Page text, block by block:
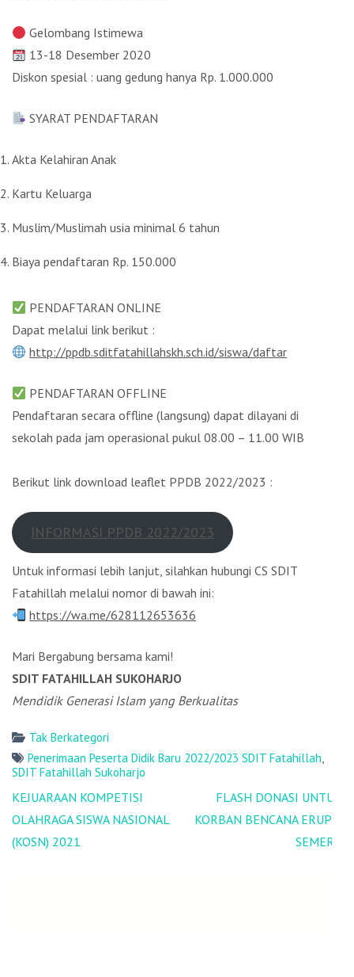
Gelombang Istimewa
13-18 Desember 2020
Diskon spesial : uang gedung hanya Rp. 1.000.000
SYARAT PENDAFTARAN
Akta Kelahiran Anak
Kartu Keluarga
Muslim/Muslimah usia minimal 6 tahun
Biaya pendaftaran Rp. 150.000
PENDAFTARAN ONLINE
Dapat melalui link berikut :
http://ppdb.sditfatahillahskh.sch.id/siswa/daftar
PENDAFTARAN OFFLINE
Pendaftaran secara offline (langsung) dapat dilayani di
sekolah pada jam operasional pukul 08.00 – 11.00 WIB
Berikut link download leaflet PPDB 2022/2023 :
INFORMASI PPDB 2022/2023
Untuk informasi lebih lanjut, silahkan hubungi CS SDIT
Fatahillah melalui nomor di bawah ini:
https://wa.me/628112653636
Mari Bergabung bersama kami!
SDIT FATAHILLAH SUKOHARJO
Mendidik Generasi Islam yang Berkualitas
Tak Berkategori
Penerimaan Peserta Didik Baru 2022/2023 SDIT Fatahillah,
SDIT Fatahillah Sukoharjo
Post
navigation
KEJUARAAN KOMPETISI
OLAHRAGA SISWA NASIONAL
(KOSN) 2021
FLASH DONASI UNTUK
KORBAN BENCANA ERUPSI
SEMERU